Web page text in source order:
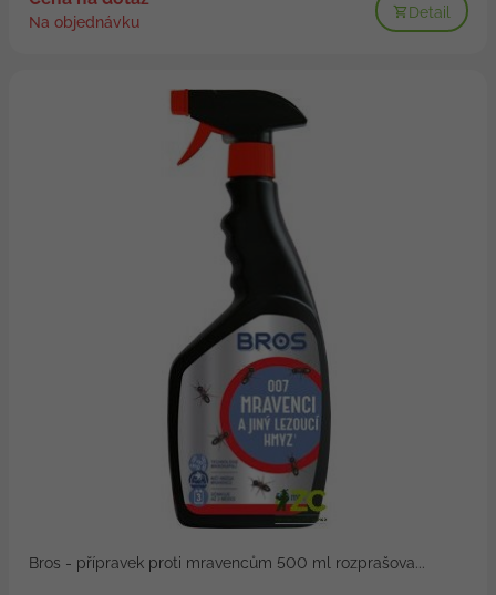
Na objednávku
Detail
Bros - přípravek proti mravencům 500 ml rozprašova...